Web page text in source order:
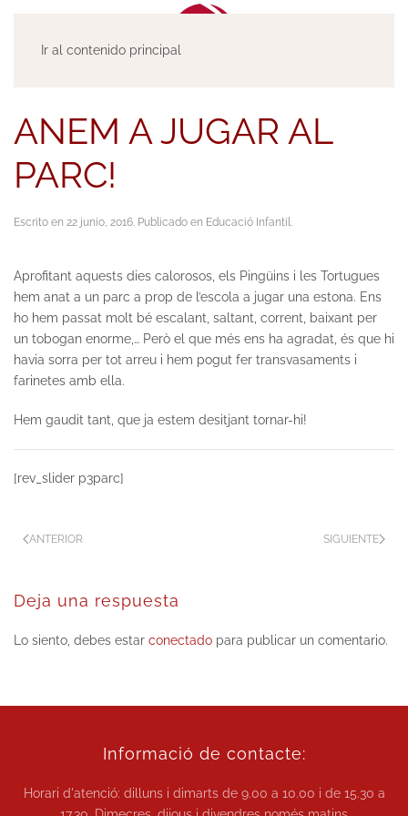
Ir al contenido principal
ANEM A JUGAR AL
PARC!
Escrito en 22 junio, 2016. Publicado en Educació Infantil.
Aprofitant aquests dies calorosos, els Pingüins i les Tortugues
hem anat a un parc a prop de l’escola a jugar una estona. Ens
ho hem passat molt bé escalant, saltant, corrent, baixant per
un tobogan enorme,… Però el que més ens ha agradat, és que hi
havia sorra per tot arreu i hem pogut fer transvasaments i
farinetes amb ella.
Hem gaudit tant, que ja estem desitjant tornar-hi!
[rev_slider p3parc]
ANTERIOR SIGUIENTE
Deja una respuesta
Lo siento, debes estar conectado para publicar un comentario.
Informació de contacte:
Horari d'atenció: dilluns i dimarts de9.00 a 10.00 i de 15.30 a